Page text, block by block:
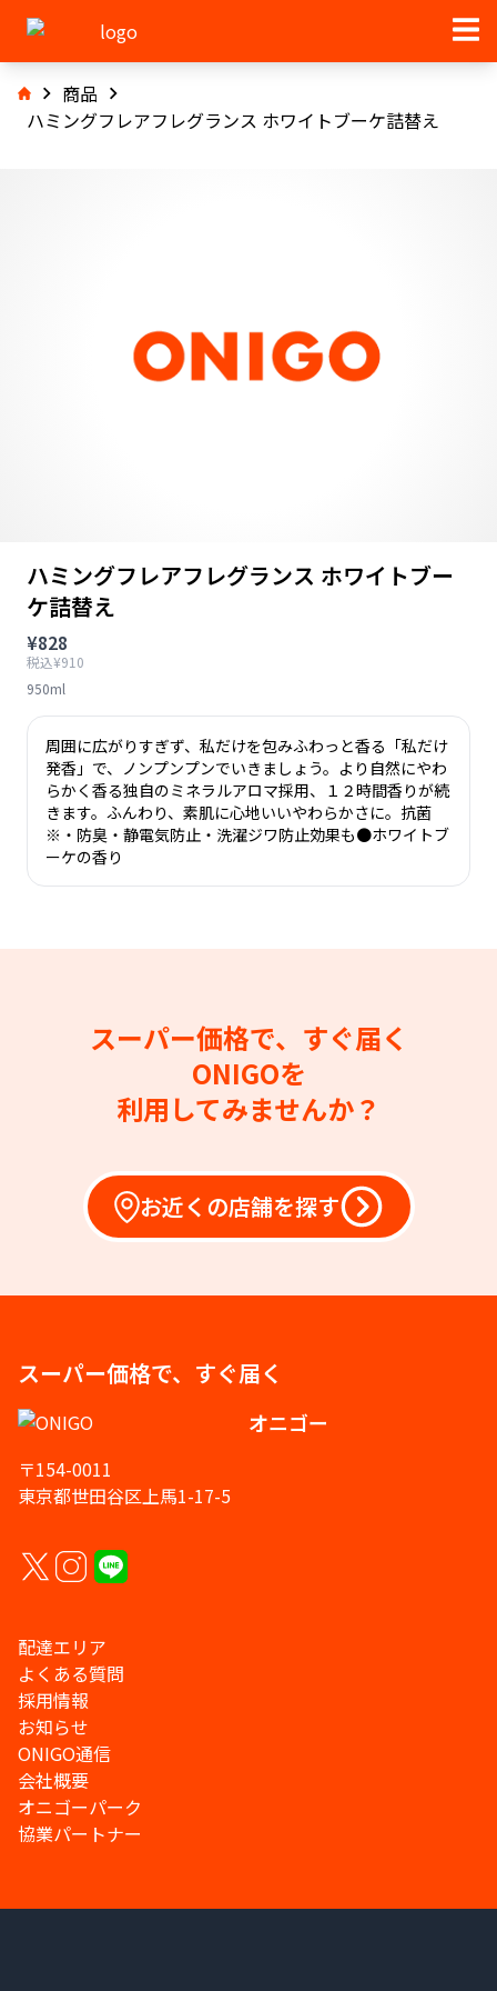
商品
ハミングフレアフレグランス ホワイトブーケ詰替え
ハミングフレアフレグランス ホワイトブー
ケ詰替え
¥828
税込¥910
950ml
周囲に広がりすぎず、私だけを包みふわっと香る「私だけ
発香」で、ノンプンプンでいきましょう。より自然にやわ
らかく香る独自のミネラルアロマ採用、１２時間香りが続
きます。ふんわり、素肌に心地いいやわらかさに。抗菌
※・防臭・静電気防止・洗濯ジワ防止効果も●ホワイトブ
ーケの香り
スーパー価格で、すぐ届く
ONIGOを
利用してみませんか？
お近くの店舗を探す
スーパー価格で、すぐ届く
オニゴー
〒154-0011
東京都世田谷区上馬1-17-5
配達エリア
よくある質問
採用情報
お知らせ
ONIGO通信
会社概要
オニゴーパーク
協業パートナー